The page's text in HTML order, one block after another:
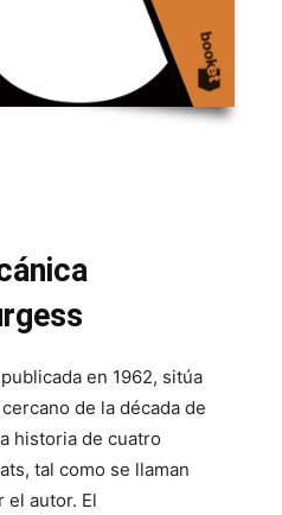
en 1962, sitúa
de la década de
historia de cuatro
tal como se llaman
el autor. El